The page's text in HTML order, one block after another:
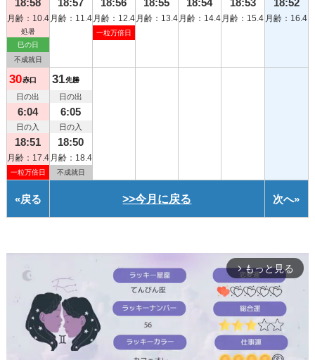
18:58
月齢：10.4
処暑
巳の日
不成就日
18:57
月齢：11.4
18:56
月齢：12.4
一粒万倍日
18:55
月齢：13.4
18:54
月齢：14.4
18:53
月齢：15.4
18:52
月齢：16.4
30赤口
日の出
6:04
日の入
18:51
月齢：17.4
一粒万倍日
31先勝
日の出
6:05
日の入
18:50
月齢：18.4
不成就日
«戻る >>今月に戻る 次へ»
arrow_forward_ios もっと見る